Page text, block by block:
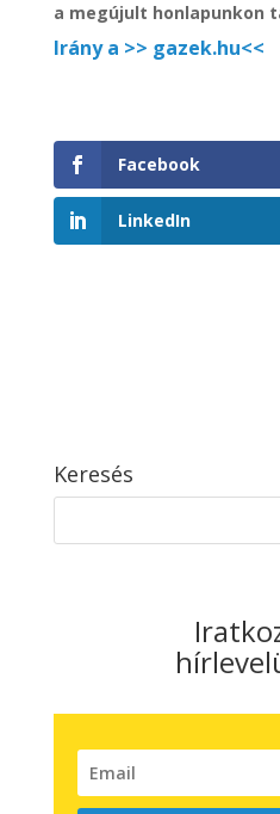
a megújult honlapunkon
Irány a >> gazek.hu<<
Facebook
LinkedIn
Keresés